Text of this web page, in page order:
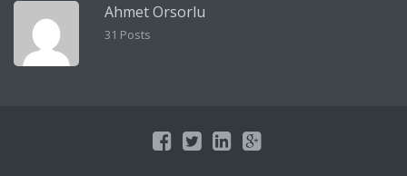
Ahmet Orsorlu
31 Posts